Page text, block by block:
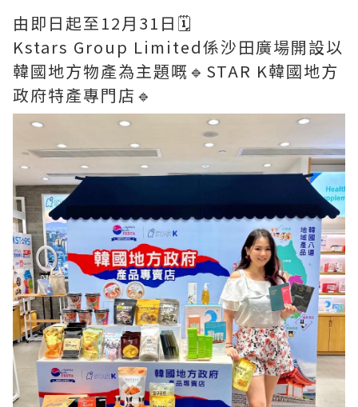
由即日起至12月31日🗓️
Kstars Group Limited係沙田廣場開設以
韓國地方物產為主題嘅🔹STAR K韓國地方
政府特產專門店🔹